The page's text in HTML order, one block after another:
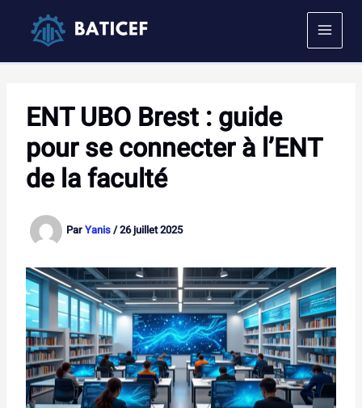
contenu
ENT UBO Brest : guide
pour se connecter à l’ENT
de la faculté
ParYanis/26 juillet 2025